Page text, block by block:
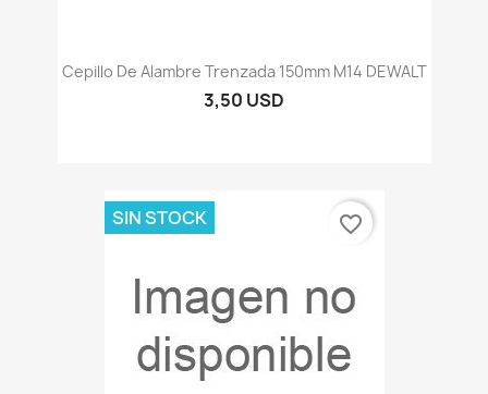
Cepillo De Alambre Trenzada 150mm M14 DEWALT
3,50 USD
SIN STOCK favorite_border